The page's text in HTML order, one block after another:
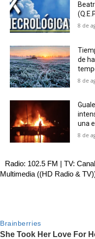
8 de
de
8 de
una
8 de
Radio: 102.5 FM | TV:
Multimedia ((HD Radio &